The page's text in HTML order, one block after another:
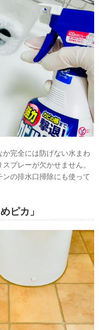
完全には防げない水まわ
プレーが欠かせません。
の排水口掃除にも使って
ピカ」